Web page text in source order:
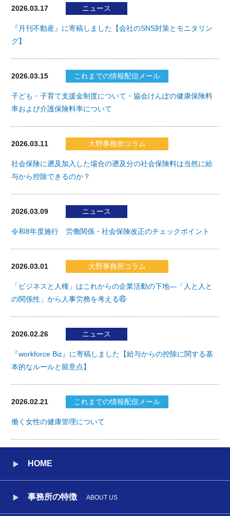
2026.03.17 ニュース
『月刊不動産』に寄稿しました【会社のSNS対策とモニタリン
グ】
2026.03.15 これまでの情報配信メール
子ども・子育て支援金制度について・協会けんぽの健康保険料
率および介護保険料率について
2026.03.11 大野事務所コラム
社会保険に遡及加入した場合の遡及分の社会保険料は当然に給
与から控除できるのか？
2026.03.09 ニュース
令和8年度施行 労働関係・社会保険改正のチェックポイント
2026.03.01 大野事務所コラム
「ビジネスと人権」はこれからの企業活動の下地―「人と人と
の関係性」から人事労務を考える㊺
2026.02.26 ニュース
『workforce Biz』に寄稿しました【給与からの控除に関する基
本的なルールと留意点】
2026.02.21 これまでの情報配信メール
働く女性の健康管理について
HOME
事務所の特徴 ABOUT US